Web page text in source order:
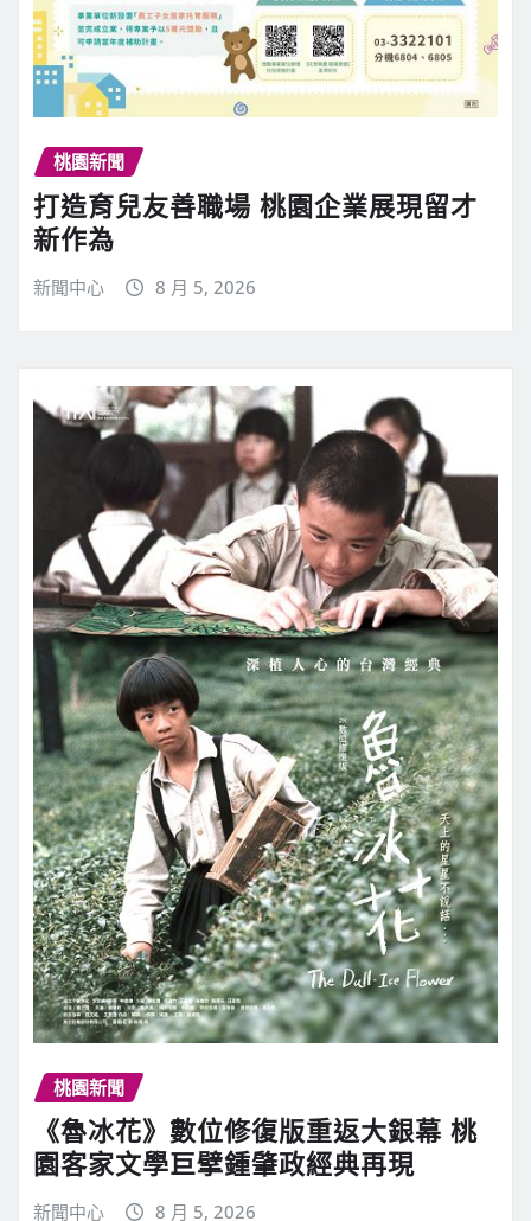
桃園新聞
打造育兒友善職場 桃園企業展現留才
新作為
新聞中心 8 月 5, 2026
桃園新聞
《魯冰花》數位修復版重返大銀幕 桃
園客家文學巨擘鍾肇政經典再現
新聞中心 8 月 5, 2026